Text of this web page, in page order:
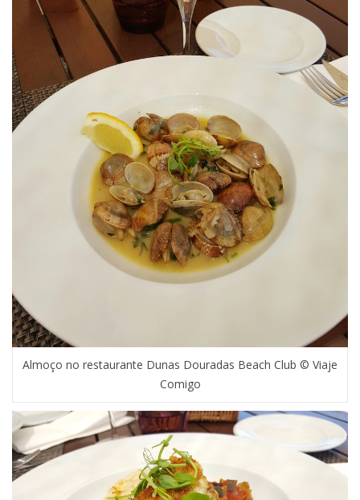
Almoço no restaurante Dunas Douradas Beach Club © Viaje
Comigo